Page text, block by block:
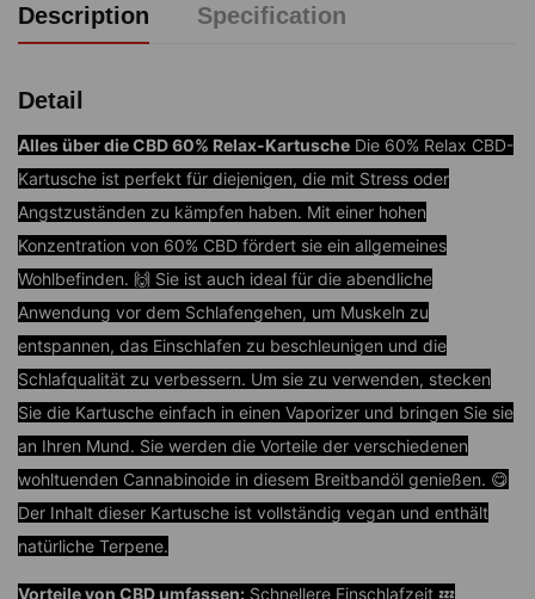
Description Specification
Detail
Alles über die CBD 60% Relax-Kartusche Die 60% Relax CBD-
Kartusche ist perfekt für diejenigen, die mit Stress oder
Angstzuständen zu kämpfen haben. Mit einer hohen
Konzentration von 60% CBD fördert sie ein allgemeines
Wohlbefinden. 🙌 Sie ist auch ideal für die abendliche
Anwendung vor dem Schlafengehen, um Muskeln zu
entspannen, das Einschlafen zu beschleunigen und die
Schlafqualität zu verbessern. Um sie zu verwenden, stecken
Sie die Kartusche einfach in einen Vaporizer und bringen Sie sie
an Ihren Mund. Sie werden die Vorteile der verschiedenen
wohltuenden Cannabinoide in diesem Breitbandöl genießen. 😋
Der Inhalt dieser Kartusche ist vollständig vegan und enthält
natürliche Terpene.
Vorteile von CBD umfassen: Schnellere Einschlafzeit 💤